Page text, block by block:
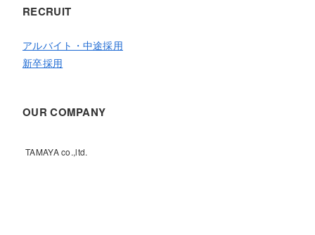
RECRUIT
アルバイト・中途採用
新卒採用
OUR COMPANY
TAMAYA co.,ltd.